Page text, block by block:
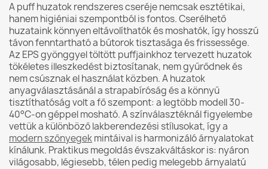
A puff huzatok rendszeres cseréje nemcsak esztétikai,
hanem higiéniai szempontból is fontos. Cserélhető
huzataink könnyen eltávolíthatók és moshatók, így hosszú
távon fenntartható a bútorok tisztasága és frissessége.
Az EPS gyönggyel töltött puffjainkhoz tervezett huzatok
tökéletes illeszkedést biztosítanak, nem gyűrődnek és
nem csúsznak el használat közben. A huzatok
anyagválasztásánál a strapabíróság és a könnyű
tisztíthatóság volt a fő szempont: a legtöbb modell 30-
40°C-on géppel mosható. A színválasztéknál figyelembe
vettük a különböző lakberendezési stílusokat, így a
modern szőnyegekmintáival is harmonizáló árnyalatokat
kínálunk. Praktikus megoldás évszakváltáskor is: nyáron
világosabb, légiesebb, télen pedig melegebb árnyalatú